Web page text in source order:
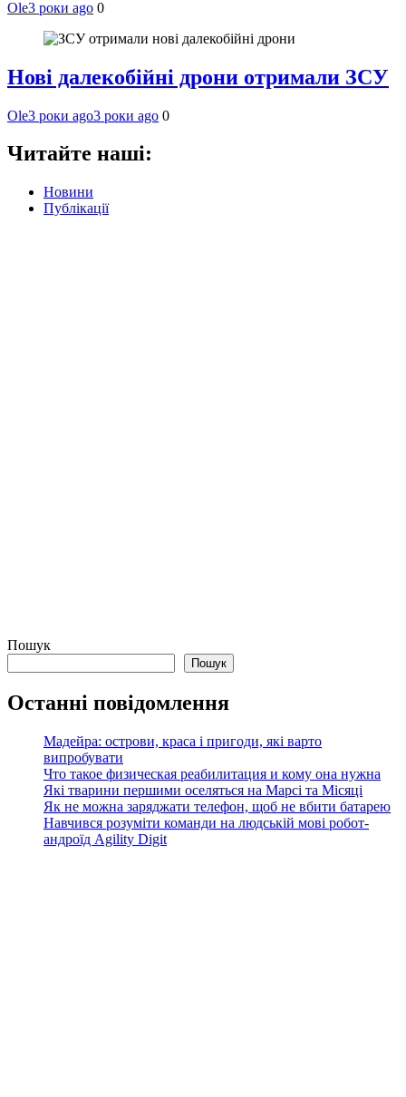
Ole3 роки ago 0
Нові далекобійні дрони отримали ЗСУ
Ole3 роки ago3 роки ago 0
Читайте наші:
Новини
Публікації
Пошук
Пошук
Останні повідомлення
Мадейра: острови, краса і пригоди, які варто
випробувати
Что такое физическая реабилитация и кому она нужна
Які тварини першими оселяться на Марсі та Місяці
Як не можна заряджати телефон, щоб не вбити батарею
Навчився розуміти команди на людській мові робот-
андроїд Agility Digit